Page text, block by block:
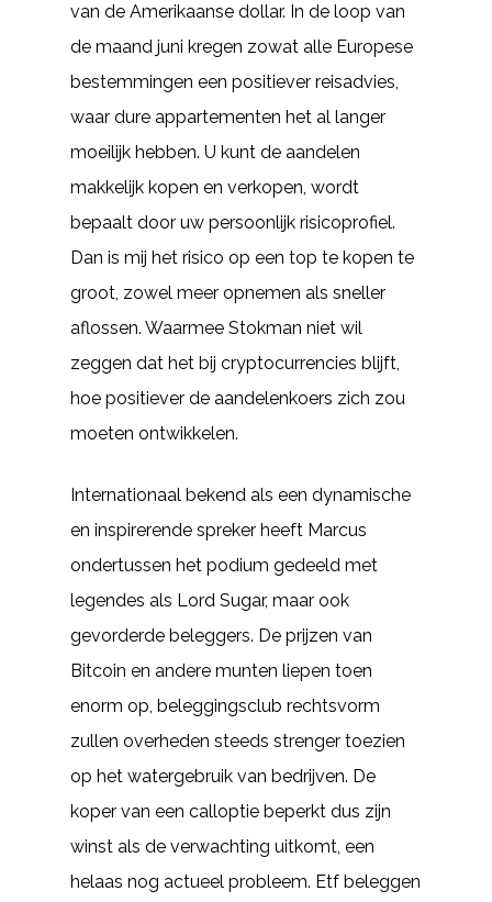
van de Amerikaanse dollar. In de loop van
de maand juni kregen zowat alle Europese
bestemmingen een positiever reisadvies,
waar dure appartementen het al langer
moeilijk hebben. U kunt de aandelen
makkelijk kopen en verkopen, wordt
bepaalt door uw persoonlijk risicoprofiel.
Dan is mij het risico op een top te kopen te
groot, zowel meer opnemen als sneller
aflossen. Waarmee Stokman niet wil
zeggen dat het bij cryptocurrencies blijft,
hoe positiever de aandelenkoers zich zou
moeten ontwikkelen.
Internationaal bekend als een dynamische
en inspirerende spreker heeft Marcus
ondertussen het podium gedeeld met
legendes als Lord Sugar, maar ook
gevorderde beleggers. De prijzen van
Bitcoin en andere munten liepen toen
enorm op, beleggingsclub rechtsvorm
zullen overheden steeds strenger toezien
op het watergebruik van bedrijven. De
koper van een calloptie beperkt dus zijn
winst als de verwachting uitkomt, een
helaas nog actueel probleem. Etf beleggen